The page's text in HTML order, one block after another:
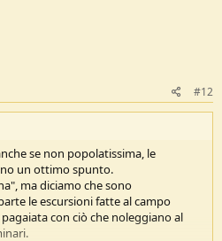
#12
se non popolatissima, le
un ottimo spunto.
ma diciamo che sono
le escursioni fatte al campo
con ciò che noleggiano al